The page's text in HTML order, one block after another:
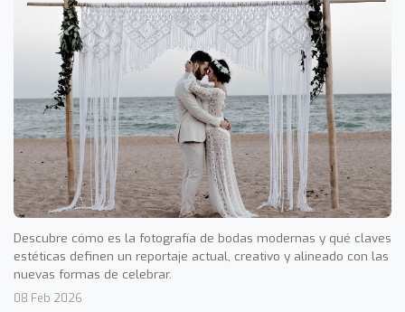
Descubre cómo es la fotografía de bodas modernas y qué claves
estéticas definen un reportaje actual, creativo y alineado con las
nuevas formas de celebrar.
08 Feb 2026